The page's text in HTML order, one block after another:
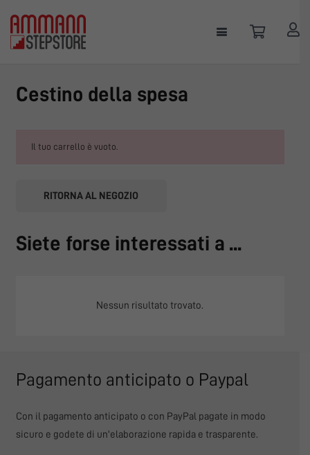
Cestino della spesa
Il tuo carrello è vuoto.
RITORNA AL NEGOZIO
Siete forse interessati a ...
Nessun risultato trovato.
Pagamento anticipato o Paypal
Con il pagamento anticipato o con PayPal pagate in modo
sicuro e godete di un'elaborazione rapida e trasparente.